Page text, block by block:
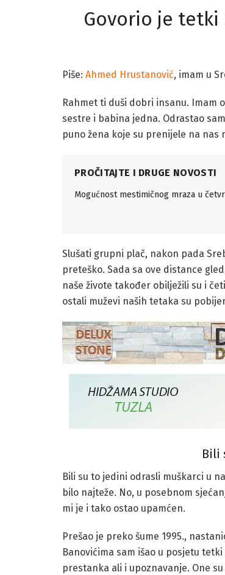
Govorio je tetki
Piše: Ahmed Hrustanović, imam u
Rahmet ti duši dobri insanu. Imam
sestre i babina jedna. Odrastao
puno žena koje su prenijele na nas
PROČITAJTE I DRUGE NOVOSTI
Mogućnost mestimičnog mraza u
Slušati grupni plač, nakon pada
preteško. Sada sa ove distance
naše živote također obilježili su i
ostali muževi naših tetaka su
Bili
Bili su to jedini odrasli muškarci u
bilo najteže. No, u posebnom
mi je i tako ostao upamćen.
Prešao je preko šume 1995.,
Banovićima sam išao u posjetu
prestanka ali i upoznavanje. One